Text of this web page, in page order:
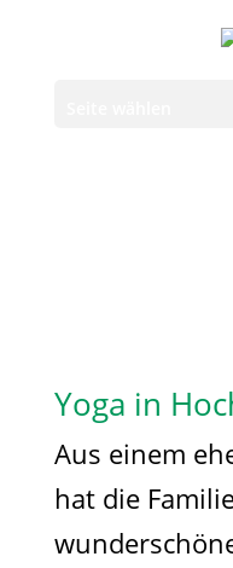
Yoga in
Aus einem
hat die